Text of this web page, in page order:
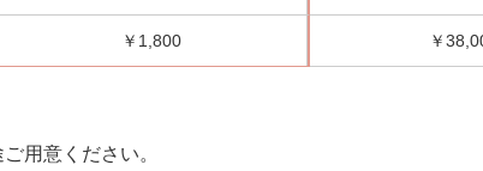
￥1,800 ￥
用意ください。